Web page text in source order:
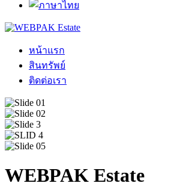
หน้าแรก
สินทรัพย์
ติดต่อเรา
WEBPAK Estate